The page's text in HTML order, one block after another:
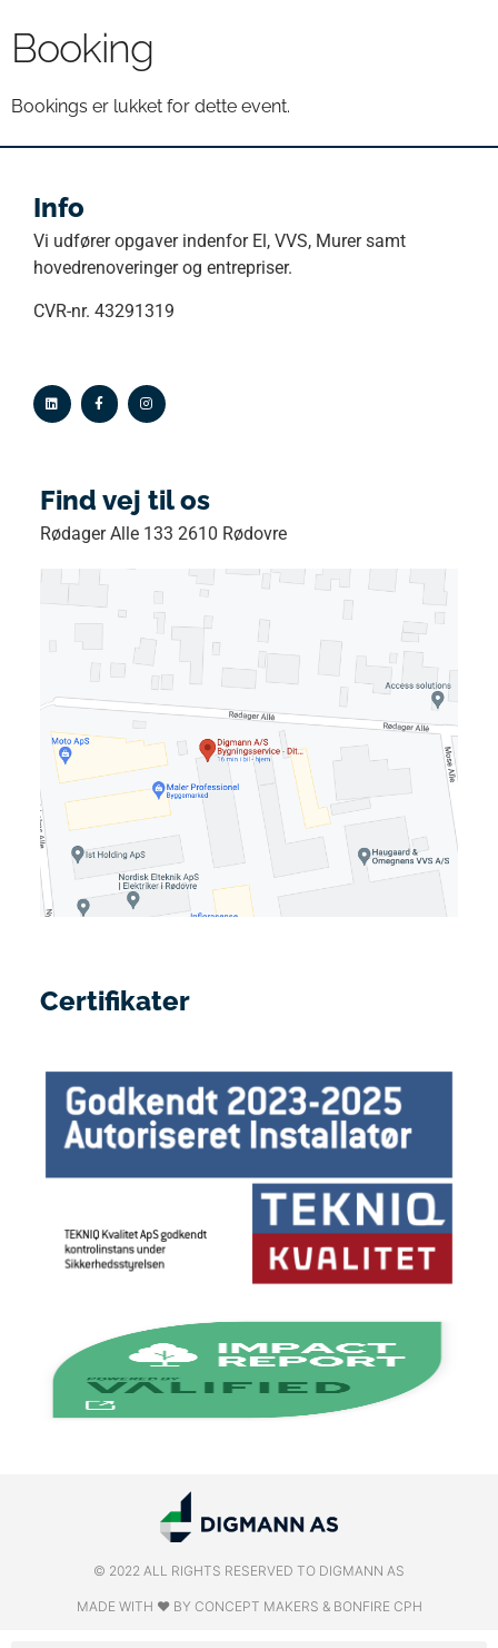
Booking
Bookings er lukket for dette event.
Info
Vi udfører opgaver indenfor El, VVS, Murer samt
hovedrenoveringer og entrepriser.
CVR-nr. 43291319
Find vej til os
Rødager Alle 133 2610 Rødovre
Certifikater
© 2022 ALL RIGHTS RESERVED​ TO DIGMANN AS
MADE WITH ❤ BY CONCEPT MAKERS & BONFIRE CPH